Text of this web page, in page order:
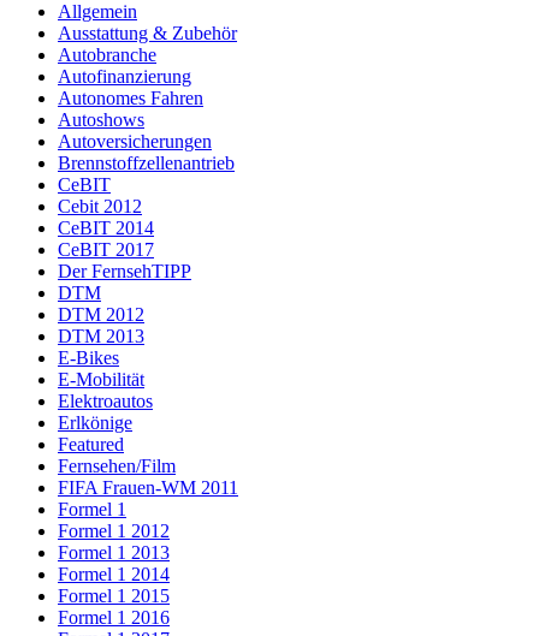
Allgemein
Ausstattung & Zubehör
Autobranche
Autofinanzierung
Autonomes Fahren
Autoshows
Autoversicherungen
Brennstoffzellenantrieb
CeBIT
Cebit 2012
CeBIT 2014
CeBIT 2017
Der FernsehTIPP
DTM
DTM 2012
DTM 2013
E-Bikes
E-Mobilität
Elektroautos
Erlkönige
Featured
Fernsehen/Film
FIFA Frauen-WM 2011
Formel 1
Formel 1 2012
Formel 1 2013
Formel 1 2014
Formel 1 2015
Formel 1 2016